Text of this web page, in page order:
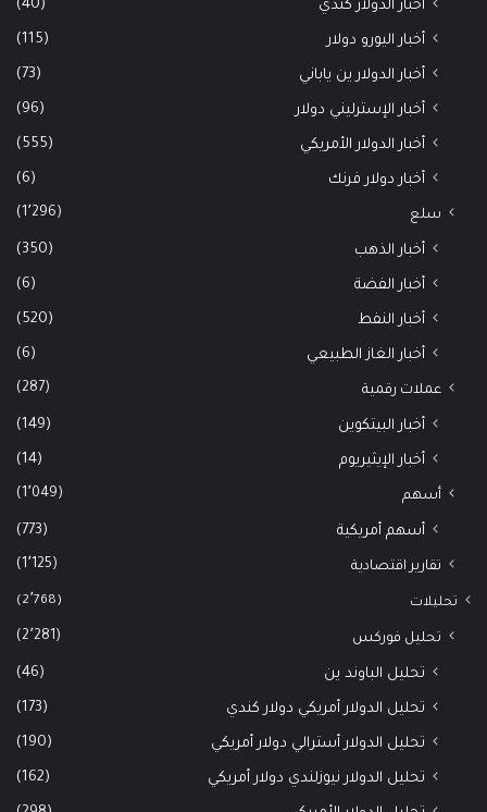
أخبار الدولار كندي (40)
أخبار اليورو دولار (115)
أخبار الدولار ين ياباني (73)
أخبار الإسترليني دولار (96)
أخبار الدولار الأمريكي (555)
أخبار دولار فرنك (6)
سلع (1٬296)
أخبار الذهب (350)
أخبار الفضة (6)
أخبار النفط (520)
أخبار الغاز الطبيعي (6)
عملات رقمية (287)
أخبار البيتكوين (149)
أخبار الإيثيريوم (14)
أسهم (1٬049)
أسهم أمريكية (773)
تقارير اقتصادية (1٬125)
تحليلات (2٬768)
تحليل فوركس (2٬281)
تحليل الباوند ين (46)
تحليل الدولار أمريكي دولار كندي (173)
تحليل الدولار أسترالي دولار أمريكي (190)
تحليل الدولار نيوزلندي دولار أمريكي (162)